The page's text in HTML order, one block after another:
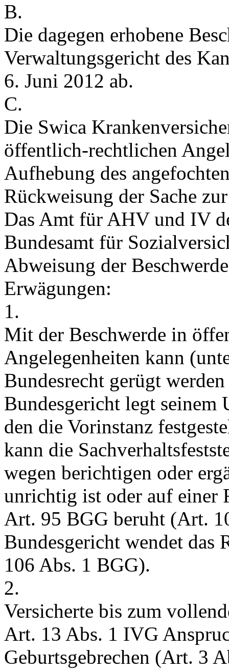
B.
Die dagegen erhobene
Verwaltungsgericht des
6. Juni 2012 ab.
C.
Die Swica
öffentlich-rechtlichen
Aufhebung des
Rückweisung der Sache
Das Amt für AHV und IV
Bundesamt für
Abweisung der
Erwägungen:
1.
Mit der Beschwerde in
Angelegenheiten kann
Bundesrecht gerügt
Bundesgericht legt seinem
den die Vorinstanz
kann die
wegen berichtigen oder
unrichtig ist oder auf einer
Art. 95 BGG beruht (Art.
Bundesgericht wendet das
106 Abs. 1 BGG).
2.
Versicherte bis zum
Art. 13 Abs. 1 IVG
Geburtsgebrechen (Art. 3